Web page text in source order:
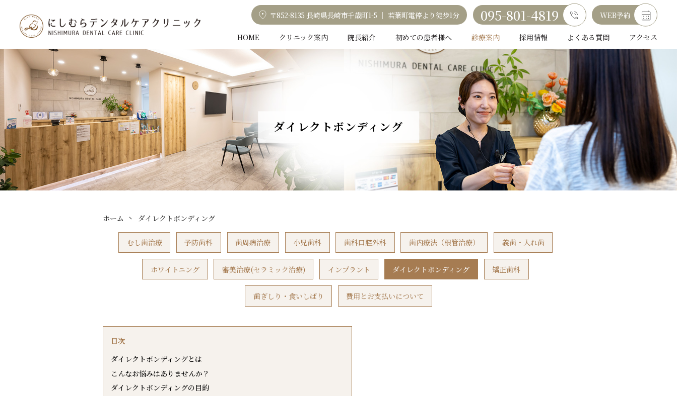
〒852-8135 長崎県長崎市千歳町1-5 ｜ 若葉町電停より徒歩1分 095-801-4819 WEB予約
HOME クリニック案内 院長紹介 初めての患者様へ 診療案内 採用情報 よくある質問 アクセス
ダイレクトボンディング
ホーム ダイレクトボンディング
むし歯治療 予防歯科 歯周病治療 小児歯科 歯科口腔外科 歯内療法（根管治療） 義歯・入れ歯
ホワイトニング 審美治療(セラミック治療) インプラント ダイレクトボンディング 矯正歯科
歯ぎしり・食いしばり 費用とお支払いについて
目次
ダイレクトボンディングとは
こんなお悩みはありませんか？
ダイレクトボンディングの目的